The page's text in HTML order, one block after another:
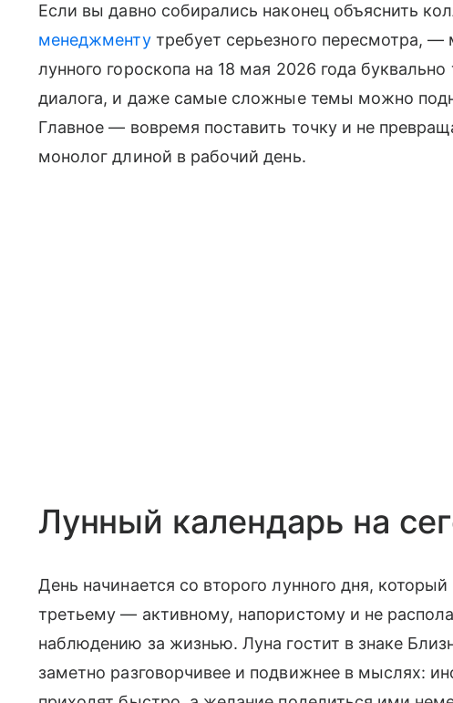
Если вы давно собирались наконец объяснить
менеджментутребует серьезного пересмотра, —
лунного гороскопа на 18 мая 2026 года
диалога, и даже самые сложные темы можно
Главное — вовремя поставить точку и не
монолог длиной в рабочий день.
Лунный календарь на
День начинается со второго лунного дня,
третьему — активному, напористому и не
наблюдению за жизнью. Луна гостит в знаке
заметно разговорчивее и подвижнее в мыслях: